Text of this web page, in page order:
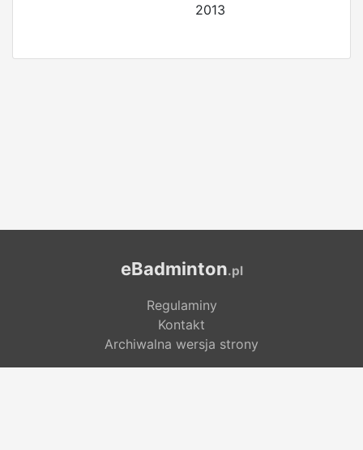
2013
eBadminton.pl
Regulaminy
Kontakt
Archiwalna wersja strony